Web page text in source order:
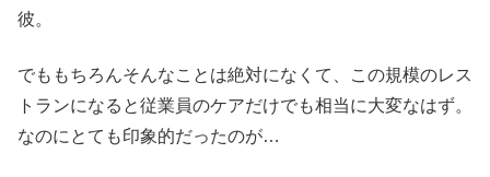
彼。
でももちろんそんなことは絶対になくて、この規模のレス
トランになると従業員のケアだけでも相当に大変なはず。
なのにとても印象的だったのが…